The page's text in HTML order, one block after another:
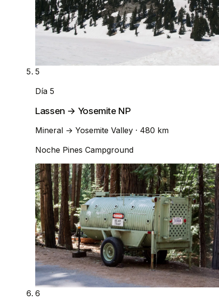
5
Día 5
Lassen → Yosemite NP
Mineral → Yosemite Valley · 480 km
Noche Pines Campground
6